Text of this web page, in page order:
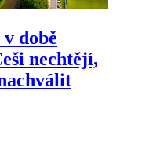
době
nechtějí,